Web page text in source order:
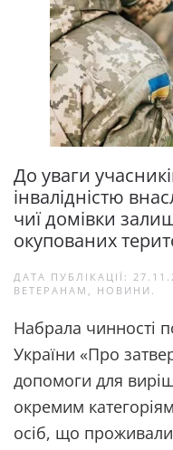
До уваги
інвалідністю
чиї домівки
окупованих
ДАТА ПУБЛІКАЦІЇ:
ВЕТЕРАНАМ , НОВИНИ .
Набрала чинності
України «Про
допомоги для
окремим
осіб, що